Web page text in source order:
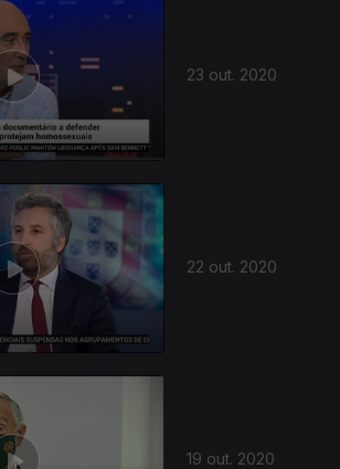
23 out. 2020
22 out. 2020
19 out. 2020